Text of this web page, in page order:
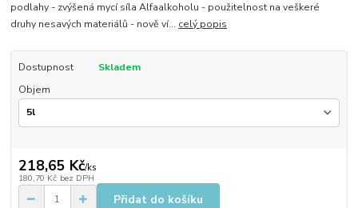
podlahy - zvýšená mycí síla Alfaalkoholu - použitelnost na veškeré
druhy nesavých materiálů - nově ví... celý popis
Dostupnost
Skladem
Objem
218,65 Kč/ks
180,70 Kč bez DPH
Přidat do košíku